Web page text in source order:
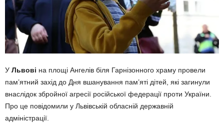
У Львові на площі Ангелів біля Гарнізонного храму провели
пам’ятний захід до Дня вшанування пам’яті дітей, які загинули
внаслідок збройної агресії російської федерації проти України.
Про це повідомили у Львівській обласній державній
адміністрації.